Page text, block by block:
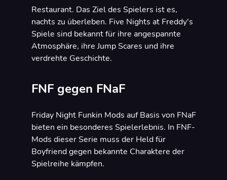
Restaurant. Das Ziel des Spielers ist es,
nachts zu überleben. Five Nights at Freddy's
Spiele sind bekannt für ihre angespannte
Atmosphäre, ihre Jump Scares und ihre
verdrehte Geschichte.
FNF gegen FNaF
Friday Night Funkin Mods auf Basis von FNaF
bieten ein besonderes Spielerlebnis. In FNF-
Mods dieser Serie muss der Held für
Boyfriend gegen bekannte Charaktere der
Spielreihe kämpfen.